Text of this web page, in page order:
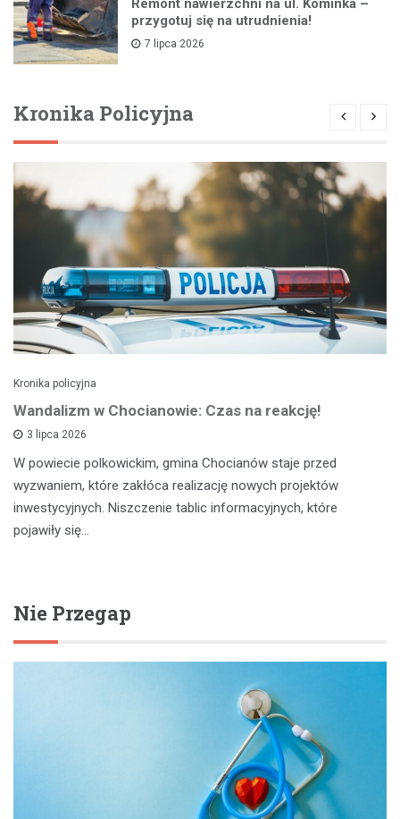
Remont nawierzchni na ul. Kominka –
przygotuj się na utrudnienia!
7 lipca 2026
Kronika Policyjna
Kronika policyjna
Wandalizm w Chocianowie: Czas na reakcję!
3 lipca 2026
W powiecie polkowickim, gmina Chocianów staje przed
wyzwaniem, które zakłóca realizację nowych projektów
inwestycyjnych. Niszczenie tablic informacyjnych, które
pojawiły się…
Nie Przegap